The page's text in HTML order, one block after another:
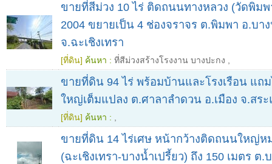
ขายที่สีม่วง 10 ไร่ ติดถนนทางหลวง (วัดพิมพ
2004 ขยายเป็น 4 ช่องจราจร ต.พิมพา อ.บา
จ.ฉะเชิงเทรา
[ที่ดิน] ค้นหา : ที่สีม่วงสร้างโรงงาน บางปะกง
ขายที่ดิน 94 ไร่ พร้อมบ้านและโรงเรือน แถ
ใหญ่เต็มแปลง ต.ศาลาลำดวน อ.เมือง จ.สระ
[ที่ดิน] ค้นหา :
ขายที่ดิน 14 ไร่เศษ หน้ากว้างติดถนนใหญ่ห
(ฉะเชิงเทรา-บางน้ำเปรี้ยว) ถึง 150 เมตร ต